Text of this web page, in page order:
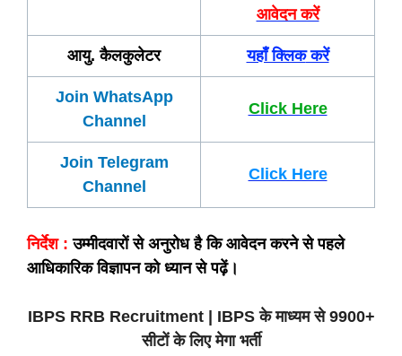
आवेदन करें
आयु. कैलकुलेटर यहाँ क्लिककरें
Join WhatsApp
Channel
Click Here
Join Telegram
Channel
Click Here
निर्देश : उम्मीदवारों से अनुरोध है कि आवेदन करने से पहले
आधिकारिक विज्ञापन को ध्यान से पढ़ें।
IBPS RRB Recruitment | IBPS के माध्यम से 9900+
सीटों के लिए मेगा भर्ती